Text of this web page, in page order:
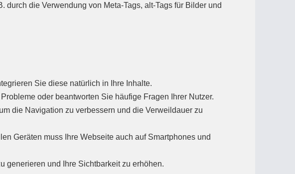
die Verwendung von Meta-Tags, alt-Tags für Bilder und
Sie diese natürlich in Ihre Inhalte.
oder beantworten Sie häufige Fragen Ihrer Nutzer.
die Navigation zu verbessern und die Verweildauer zu
Geräten muss Ihre Webseite auch auf Smartphones und
generieren und Ihre Sichtbarkeit zu erhöhen.